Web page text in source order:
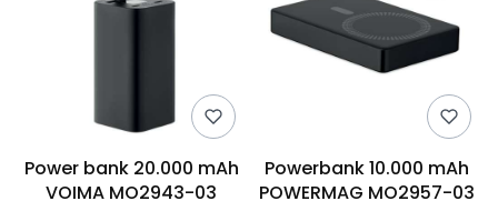
Power bank 20.000 mAh
VOIMA MO2943-03
Powerbank 10.000 mAh
POWERMAG MO2957-03